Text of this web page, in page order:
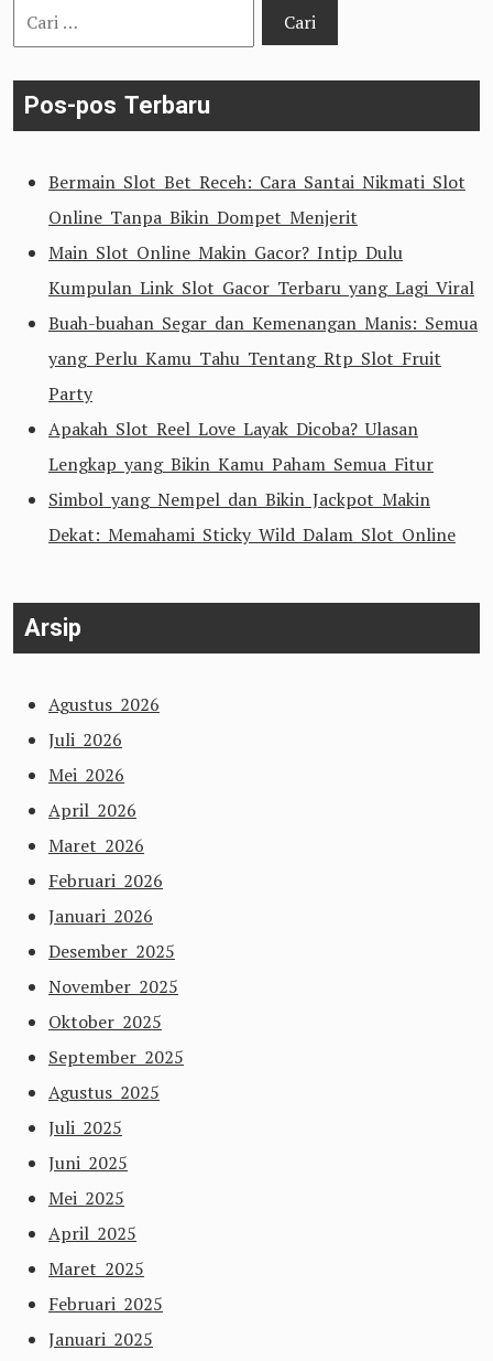
Cari
untuk:
Pos-pos Terbaru
Bermain Slot Bet Receh: Cara Santai Nikmati Slot
Online Tanpa Bikin Dompet Menjerit
Main Slot Online Makin Gacor? Intip Dulu
Kumpulan Link Slot Gacor Terbaru yang Lagi Viral
Buah-buahan Segar dan Kemenangan Manis: Semua
yang Perlu Kamu Tahu Tentang Rtp Slot Fruit
Party
Apakah Slot Reel Love Layak Dicoba? Ulasan
Lengkap yang Bikin Kamu Paham Semua Fitur
Simbol yang Nempel dan Bikin Jackpot Makin
Dekat: Memahami Sticky Wild Dalam Slot Online
Arsip
Agustus 2026
Juli 2026
Mei 2026
April 2026
Maret 2026
Februari 2026
Januari 2026
Desember 2025
November 2025
Oktober 2025
September 2025
Agustus 2025
Juli 2025
Juni 2025
Mei 2025
April 2025
Maret 2025
Februari 2025
Januari 2025